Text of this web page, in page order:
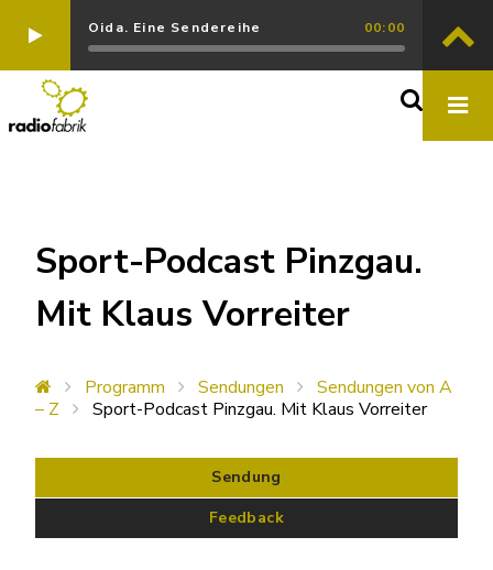
Oida. Eine Sendereihe 00:00
Sport-Podcast Pinzgau.
Mit Klaus Vorreiter
Programm Sendungen
Sendungen von A
– Z
Sport-Podcast Pinzgau. Mit Klaus Vorreiter
Sendung
Feedback